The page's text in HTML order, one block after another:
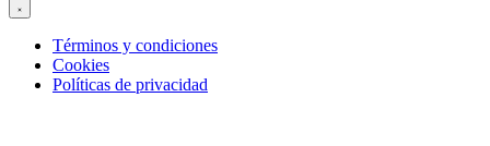
Términos y condiciones
Cookies
Políticas de privacidad